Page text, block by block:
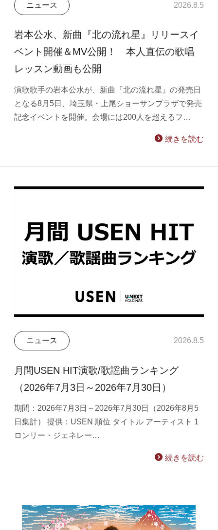
ニュース 2026.8.5
岩本公水、新曲『北の流れ星』リリースイ
ベント開催＆MV公開！ 本人直伝の歌唱
レッスン動画も公開
演歌歌手の岩本公水が、新曲『北の流れ星』の発売日
となる8月5日、埼玉県・上尾ショーサンプラザで発売
記念イベントを開催。会場には200人を超えるフ…
続きを読む
ニュース 2026.8.5
月間USEN HIT演歌/歌謡曲ランキング
（2026年7月3日～2026年7月30日）
期間：2026年7月3日～2026年7月30日（2026年8月5
日集計） 提供：USEN 順位 タイトル アーティスト 1
ロンリー・ジェネレー…
続きを読む